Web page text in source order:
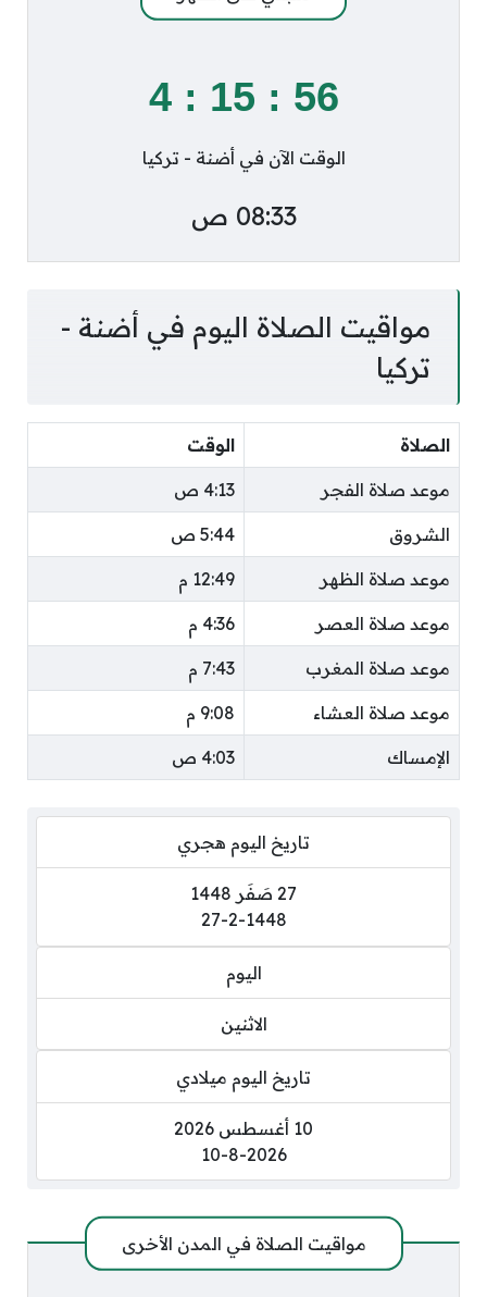
56
:
15
:
4
الوقت الآن في أضنة - تركيا
08:33 ص
مواقيت الصلاة اليوم في أضنة -
تركيا
الصلاة الوقت
موعد صلاة الفجر 4:13 ص
الشروق 5:44 ص
موعد صلاة الظهر 12:49 م
موعد صلاة العصر 4:36 م
موعد صلاة المغرب 7:43 م
موعد صلاة العشاء 9:08 م
الإمساك 4:03 ص
تاريخ اليوم هجري
27 صَفَر 1448
27-2-1448
اليوم
الاثنين
تاريخ اليوم ميلادي
10 أغسطس 2026
10-8-2026
مواقيت الصلاة في المدن الأخرى